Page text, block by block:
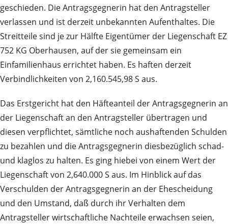
geschieden. Die Antragsgegnerin hat den Antragsteller
verlassen und ist derzeit unbekannten Aufenthaltes. Die
Streitteile sind je zur Hälfte Eigentümer der Liegenschaft EZ
752 KG Oberhausen, auf der sie gemeinsam ein
Einfamilienhaus errichtet haben. Es haften derzeit
Verbindlichkeiten von 2,160.545,98 S aus.
Das Erstgericht hat den Häfteanteil der Antragsgegnerin an
der Liegenschaft an den Antragsteller übertragen und
diesen verpflichtet, sämtliche noch aushaftenden Schulden
zu bezahlen und die Antragsgegnerin diesbezüglich schad-
und klaglos zu halten. Es ging hiebei von einem Wert der
Liegenschaft von 2,640.000 S aus. Im Hinblick auf das
Verschulden der Antragsgegnerin an der Ehescheidung
und den Umstand, daß durch ihr Verhalten dem
Antragsteller wirtschaftliche Nachteile erwachsen seien,